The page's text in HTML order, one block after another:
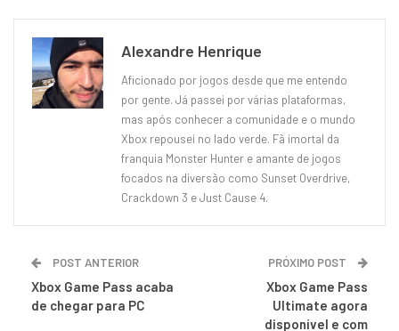
Alexandre Henrique
Aficionado por jogos desde que me entendo
por gente. Já passei por várias plataformas,
mas após conhecer a comunidade e o mundo
Xbox repousei no lado verde. Fã imortal da
franquia Monster Hunter e amante de jogos
focados na diversão como Sunset Overdrive,
Crackdown 3 e Just Cause 4.
POST ANTERIOR
Xbox Game Pass acaba
de chegar para PC
PRÓXIMO POST
Xbox Game Pass
Ultimate agora
disponível e com